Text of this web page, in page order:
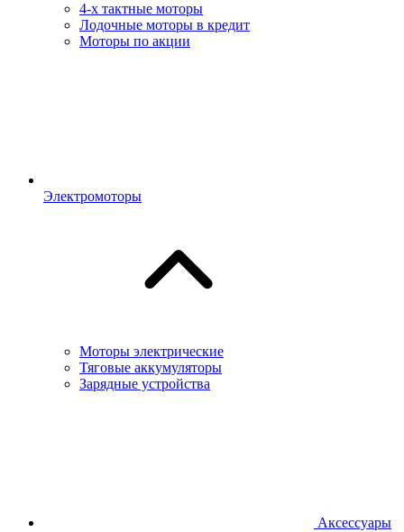
4-х тактные моторы
Лодочные моторы в кредит
Моторы по акции
Электромоторы
Моторы электрические
Тяговые аккумуляторы
Зарядные устройства
Аксессуары